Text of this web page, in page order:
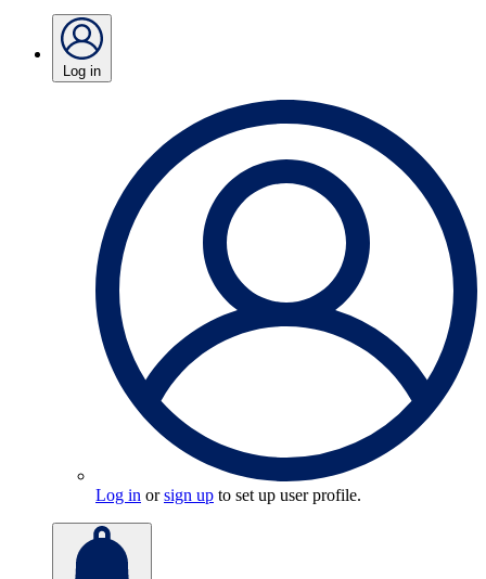
Log in
Log in orsign up to set up user profile.